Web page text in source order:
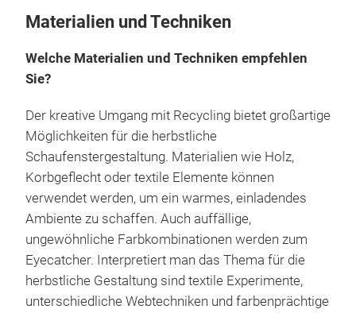
Materialien und Techniken
Welche Materialien und Techniken empfehlen
Sie?
Der kreative Umgang mit Recycling bietet großartige
Möglichkeiten für die herbstliche
Schaufenstergestaltung. Materialien wie Holz,
Korbgeflecht oder textile Elemente können
verwendet werden, um ein warmes, einladendes
Ambiente zu schaffen. Auch auffällige,
ungewöhnliche Farbkombinationen werden zum
Eyecatcher. Interpretiert man das Thema für die
herbstliche Gestaltung sind textile Experimente,
unterschiedliche Webtechniken und farbenprächtige